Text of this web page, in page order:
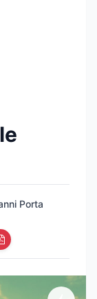
Porta